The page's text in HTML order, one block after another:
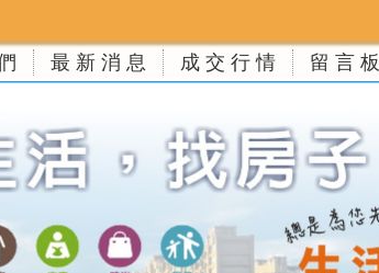
最 新 消 息 成 交 行 情 留 言 板